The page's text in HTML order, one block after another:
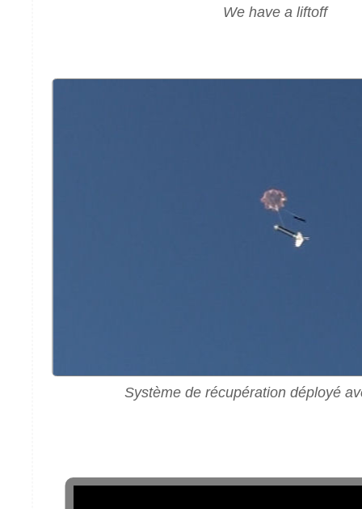
We have a liftoff
Système de récupération déployé